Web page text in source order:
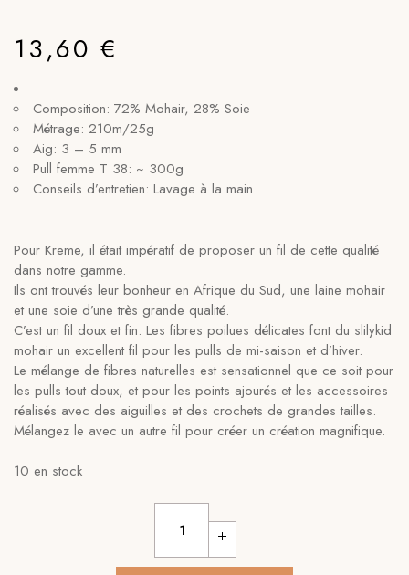
13,60 €
Composition: 72% Mohair, 28% Soie
Métrage: 210m/25g
Aig: 3 – 5 mm
Pull femme T 38: ~ 300g
Conseils d’entretien: Lavage à la main
Pour Kreme, il était impératif de proposer un fil de cette qualité
dans notre gamme.
Ils ont trouvés leur bonheur en Afrique du Sud, une laine mohair
et une soie d’une très grande qualité.
C’est un fil doux et fin. Les fibres poilues délicates font du slilykid
mohair un excellent fil pour les pulls de mi-saison et d’hiver.
Le mélange de fibres naturelles est sensationnel que ce soit pour
les pulls tout doux, et pour les points ajourés et les accessoires
réalisés avec des aiguilles et des crochets de grandes tailles.
Mélangez le avec un autre fil pour créer un création magnifique.
10 en stock